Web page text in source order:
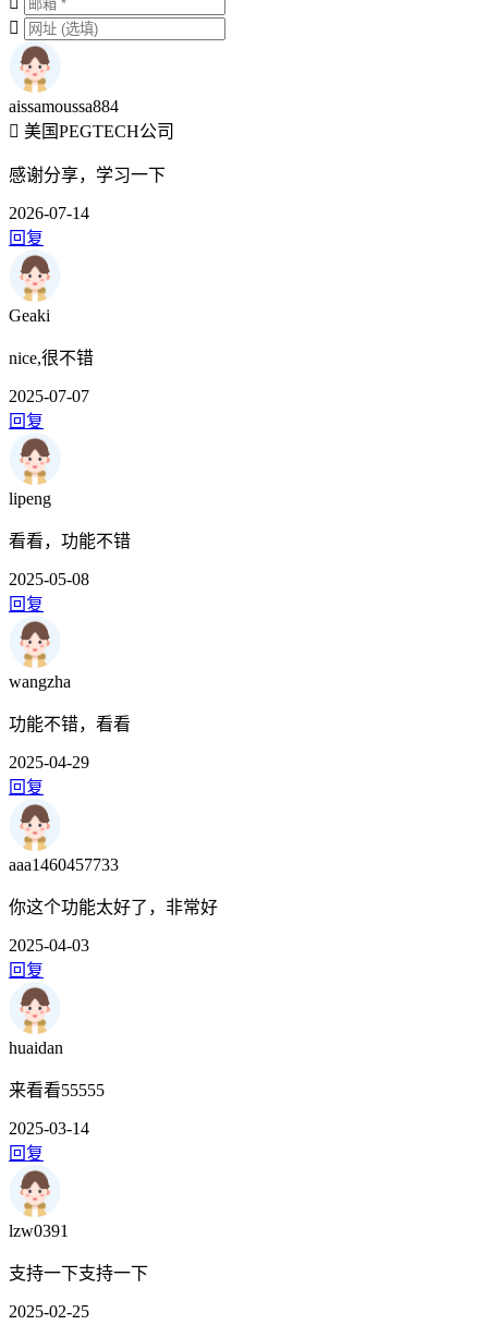
aissamoussa884
美国PEGTECH公司
感谢分享，学习一下
2026-07-14
回复
Geaki
nice,很不错
2025-07-07
回复
lipeng
看看，功能不错
2025-05-08
回复
wangzha
功能不错，看看
2025-04-29
回复
aaa1460457733
你这个功能太好了，非常好
2025-04-03
回复
huaidan
来看看55555
2025-03-14
回复
lzw0391
支持一下支持一下
2025-02-25